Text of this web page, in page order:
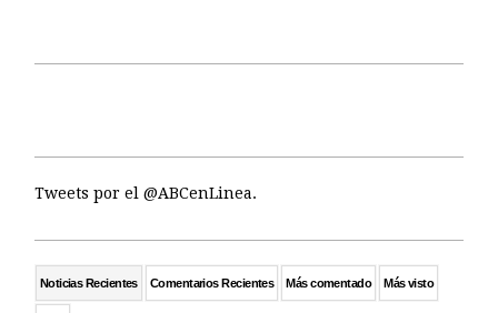
Tweets por el @ABCenLinea.
Noticias Recientes Comentarios Recientes Más comentado Más visto